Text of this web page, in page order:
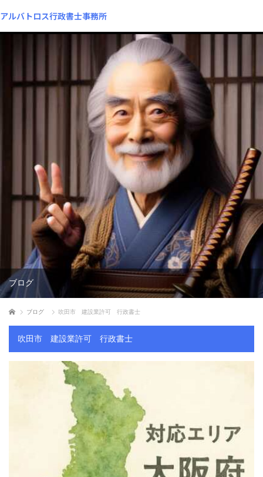
アルバトロス行政書士事務所
ブログ
ホーム ブログ 吹田市 建設業許可 行政書士
吹田市 建設業許可 行政書士